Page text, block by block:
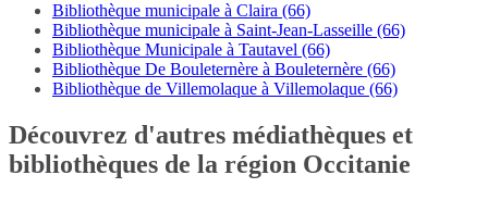
Bibliothèque municipale à Claira (66)
Bibliothèque municipale à Saint-Jean-Lasseille (66)
Bibliothèque Municipale à Tautavel (66)
Bibliothèque De Bouleternère à Bouleternère (66)
Bibliothèque de Villemolaque à Villemolaque (66)
Découvrez d'autres médiathèques et
bibliothèques de la région Occitanie